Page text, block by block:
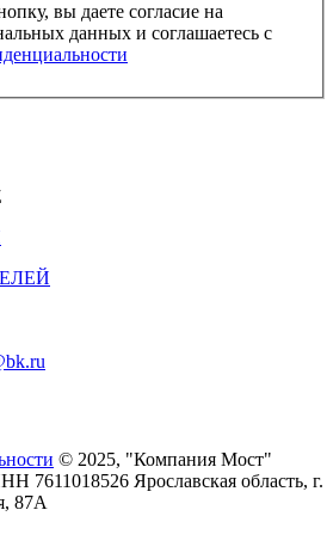
вы даете согласие на
данных и соглашаетесь c
© 2025, "Компания Мост"
7611018526 Ярославская область, г.
87А